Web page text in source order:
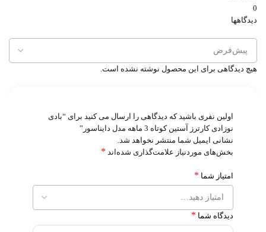
0
دیدگاهها
هیچ دیدگاهی برای این محصول نوشته نشده است.
اولین نفری باشید که دیدگاهی را ارسال می کنید برای “بادی
نوزادی کارترز آستین کوتاه 3 ماهه مدل دایناسور”
نشانی ایمیل شما منتشر نخواهد شد.
بخش‌های موردنیاز علامت‌گذاری شده‌اند *
امتیاز شما *
دیدگاه شما *